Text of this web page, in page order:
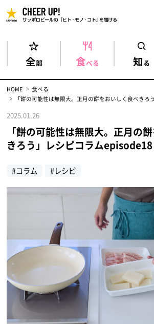
全部 食べる 知る
HOME
食べる
「餅の可能性は無限大。正月の餅をおいしく食べき
2025.01.26
「餅の可能性は無限大。正月の
きろう」レシピコラムepisode18
#コラム #レシピ